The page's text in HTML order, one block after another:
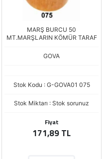
MARŞ BURCU 50
MT.MARŞLARIN KÖMÜR TARAF
GOVA
Stok Kodu : G-GOVA01 075
Stok Miktarı : Stok sorunuz
Fiyat
171,89 TL